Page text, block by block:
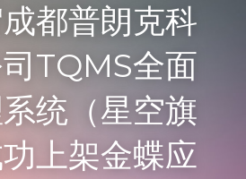
提供技术支持
都普朗克科
TQMS全面
统（星空旗
上架金蝶应